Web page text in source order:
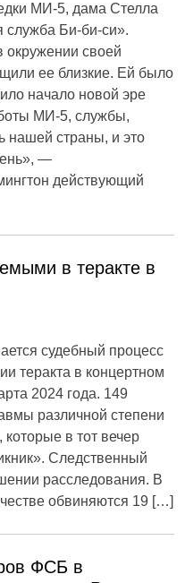
МИ-5, дама Стелла
служба Би-би-си».
окружении своей
ее близкие. Ей было
начало новой эре
МИ-5, службы,
нашей страны, и это
—
действующий
в теракте в
судебный процесс
теракта в концертном
2024 года. 149
различной степени
которые в тот вечер
Следственный
расследования. В
обвиняются 19 […]
ФСБ в